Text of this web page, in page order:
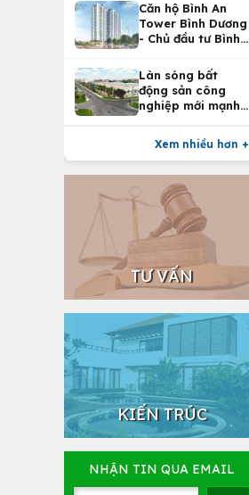
Căn hộ Bình An
Tower Bình Dương
- Chủ đầu tư Bình
Làn sóng bất
động sản công
nghiệp mới mạnh
Xem nhiều hơn +
TƯ VẤN
KIẾN TRÚC
NHẬN TIN QUA EMAIL